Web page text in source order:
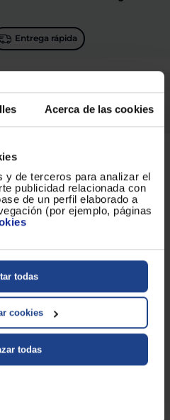
Acerca de las cookies
y de terceros para analizar el
publicidad relacionada con
de un perfil elaborado a
(por ejemplo, páginas
todas
cookies
todas
Entrega rápida
haz click AQUÍ
aparato eléctrico
palomitas con aire
de usar el
sueltos de maíz,
y unrecipiente
con un